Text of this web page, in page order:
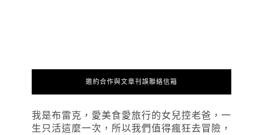
邀約合作與文章刊誤聯絡信箱
我是布雷克，愛美食愛旅行的女兒控老爸，一
生只活這麼一次，所以我們值得瘋狂去冒險，